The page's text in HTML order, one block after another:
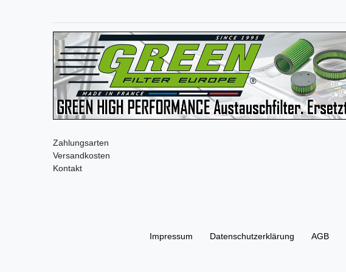
Zahlungsarten
Versandkosten
Kontakt
Impressum Daten­schutz­erklärung AGB